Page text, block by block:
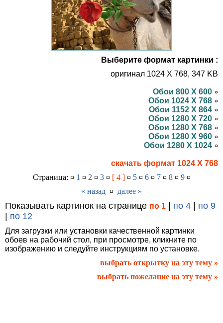
Выберите формат картинки :
оригинал 1024 X 768, 347 KB
Обои 800 X 600
Обои 1024 X 768
Обои 1152 X 864
Обои 1280 X 720
Обои 1280 X 768
Обои 1280 X 960
Обои 1280 X 1024
скачать формат 1024 X 768
Страница: ¤ 1 ¤ 2 ¤ 3¤ [ 4 ]¤ 5¤ 6¤ 7¤ 8¤ 9¤
« назад ¤ далее »
Показывать картинок на странице по 1 | по 4 | по 9
| по 12
Для загрузки или установки качественной картинки
обоев на рабочий стол, при просмотре, кликните по
изображению и следуйте инструкциям по установке.
выбрать открытку на эту тему »
выбрать пожелание на эту тему »